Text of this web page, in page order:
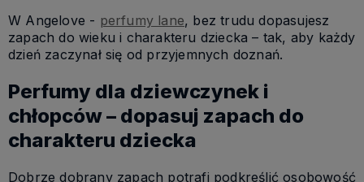
W Angelove - perfumy lane, bez trudu dopasujesz
zapach do wieku i charakteru dziecka – tak, aby każdy
dzień zaczynał się od przyjemnych doznań.
Perfumy dla dziewczynek i
chłopców – dopasuj zapach do
charakteru dziecka
Dobrze dobrany zapach potrafi podkreślić osobowość